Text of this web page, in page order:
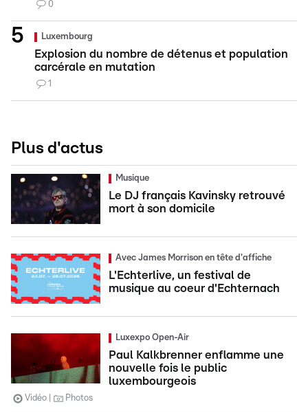
0
Luxembourg
Explosion du nombre de détenus et population
carcérale en mutation
1
Plus d'actus
Musique
Le DJ français Kavinsky retrouvé
mort à son domicile
Avec James Morrison en tête d'affiche
L'Echterlive, un festival de
musique au coeur d'Echternach
Luxexpo Open-Air
Paul Kalkbrenner enflamme une
nouvelle fois le public
luxembourgeois
Vidéo Photos